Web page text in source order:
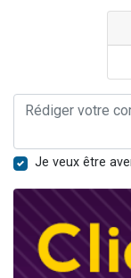
Je veux être